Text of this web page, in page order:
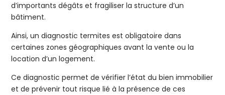
d’importants dégâts et fragiliser la structure d’un
bâtiment.
Ainsi, un diagnostic termites est obligatoire dans
certaines zones géographiques avant la vente ou la
location d’un logement.
Ce diagnostic permet de vérifier l’état du bien immobilier
et de prévenir tout risque lié à la présence de ces